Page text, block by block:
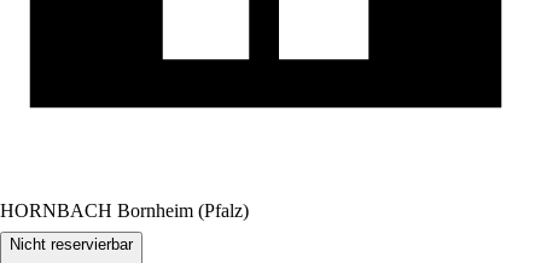
HORNBACH Bornheim (Pfalz)
Nicht reservierbar